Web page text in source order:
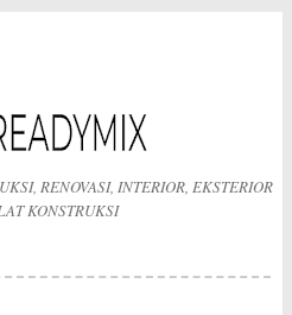
RENOVASI, INTERIOR, EKSTERIOR
KONSTRUKSI